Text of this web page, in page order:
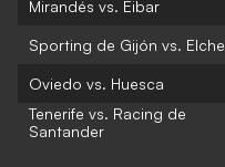
Mirandés vs. Eibar
Sporting de Gijón vs. Elche
Oviedo vs. Huesca
Tenerife vs. Racing de
Santander